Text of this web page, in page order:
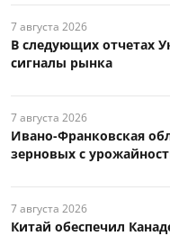
7 августа 2026
В следующих отчетах
сигналы рынка
7 августа 2026
Ивано-Франковская
зерновых с
7 августа 2026
Китай обеспечил